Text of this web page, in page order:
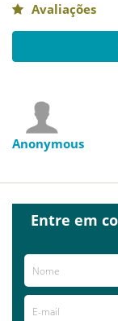
Avaliações
Anonymous
Entre em